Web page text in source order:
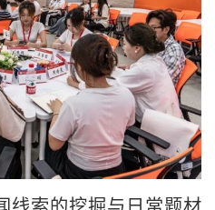
线索的挖掘与日常题材